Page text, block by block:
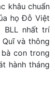
khâu chuẩn
họ Đỗ Việt
BLL nhất trí
và thông
con trong
hành tháng